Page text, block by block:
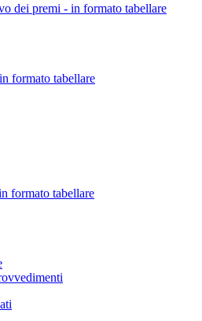
dei premi - in formato tabellare
formato tabellare
formato tabellare